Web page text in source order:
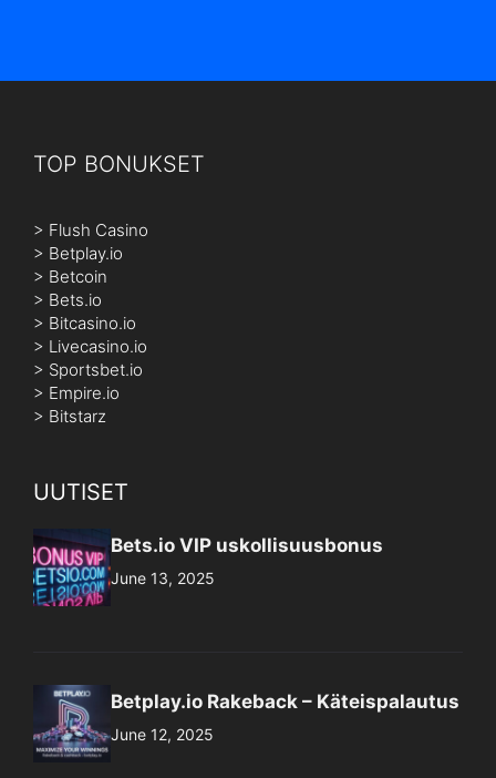
TOP BONUKSET
> Flush Casino
> Betplay.io
> Betcoin
> Bets.io
> Bitcasino.io
> Livecasino.io
> Sportsbet.io
> Empire.io
> Bitstarz
UUTISET
Bets.io VIP uskollisuusbonus
June 13, 2025
Betplay.io Rakeback – Käteispalautus
June 12, 2025